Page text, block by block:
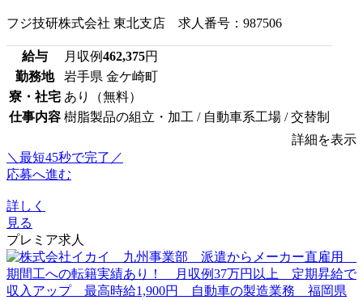
フジ技研株式会社 東北支店 求人番号：987506
給与 月収例462,375円
勤務地
岩手県 金ケ崎町
寮・社宅 あり（無料）
仕事内容 樹脂製品の組立・加工 / 自動車系工場 / 交替制
詳細を表示
＼最短45秒で完了／
応募へ進む
詳しく
見る
プレミア求人